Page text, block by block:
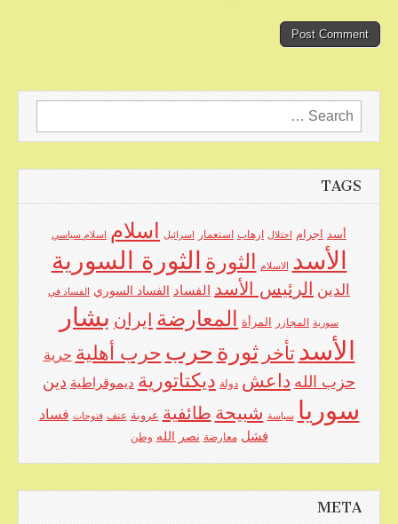
Search
for:
TAGS
أسد اجرام احتلال ارهاب استعمار اسرائيل اسلام اسلام سياسي
الأسد الاسلام الثورة الثورة السورية
الدين الرئيس الأسد الفساد الفساد السوري الفساد في
سورية المجازر المرأة المعارضة ايران بشار
الأسد تأخر ثورة حرب حرب أهلية حرية
حزب الله داعش دولة ديكتاتورية ديموقراطية دين
سوريا سياسة شبيحة طائفية عروبة عنف فتوحات فساد
فشل معارضة نصر الله وطن
META